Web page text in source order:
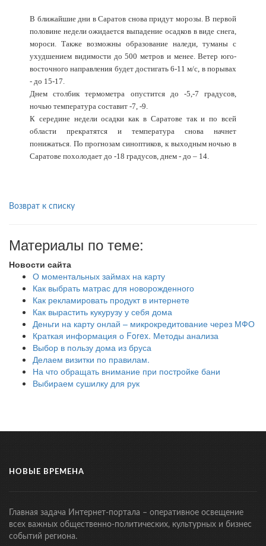
В ближайшие дни в Саратов снова придут морозы. В первой
половине недели ожидается выпадение осадков в виде снега,
мороси. Также возможны образование наледи, туманы с
ухудшением видимости до 500 метров и менее. Ветер юго-
восточного направления будет достигать 6-11 м/с, в порывах
- до 15-17.
Днем столбик термометра опустится до -5,-7 градусов,
ночью температура составит -7, -9.
К середине недели осадки как в Саратове так и по всей
области прекратятся и температура снова начнет
понижаться. По прогнозам синоптиков, к выходным ночью в
Саратове похолодает до -18 градусов, днем - до – 14.
Возврат к списку
Материалы по теме:
Новости сайта
О моментальных займах на карту
Как выбрать матрас для новорожденного
Как рекламировать продукт в интернете
Как вырастить кукурузу у себя дома
Деньги на карту онлай – микрокредитование через МФО
Краткая информация о Forex. Методы анализа
Выбор в пользу дома из бруса
Делаем визитки по правилам.
На что обращать внимание при постройке бани
Выбираем сушилку для рук
НОВЫЕ ВРЕМЕНА
Главная задача Интернет-портала – оперативное освещение
всех важных общественно-политических, культурных и бизнес
событий региона.